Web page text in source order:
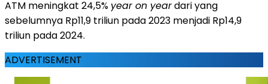
ATM meningkat 24,5% year on yeardari yang
sebelumnya Rp11,9 triliun pada 2023 menjadi Rp14,9
triliun pada 2024.
ADVERTISEMENT